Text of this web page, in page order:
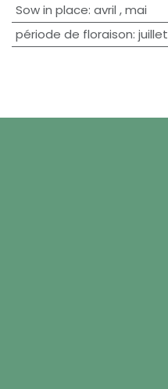
Sow in place: avril ,mai
période de floraison: juillet